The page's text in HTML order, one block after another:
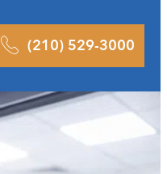
(210) 529-3000